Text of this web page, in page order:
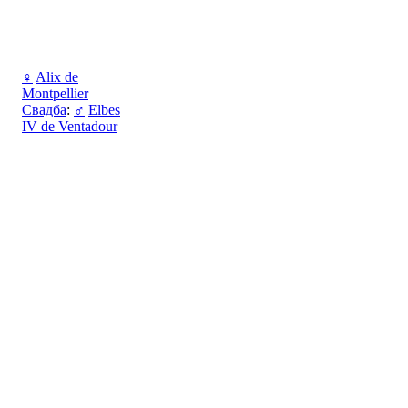
♀ Alix de
Montpellier
Свадба: ♂ Elbes
IV de Ventadour